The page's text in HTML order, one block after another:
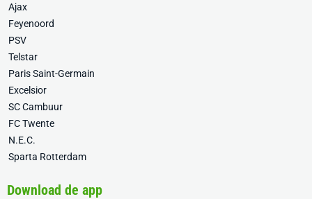
Ajax
Feyenoord
PSV
Telstar
Paris Saint-Germain
Excelsior
SC Cambuur
FC Twente
N.E.C.
Sparta Rotterdam
Download de app